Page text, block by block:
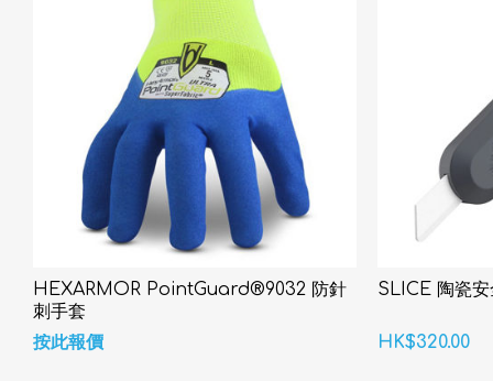
HEXARMOR PointGuard®9032 防針
刺手套
按此報價
SLICE 陶瓷安
HK$320.00